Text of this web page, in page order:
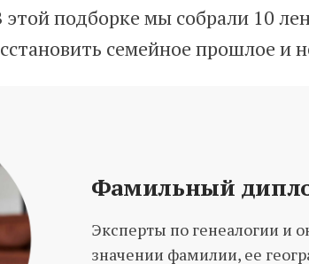
подборке мы собрали 10
семейное прошлое и
Фамильный
Эксперты по генеалогии и
значении фамилии, ее